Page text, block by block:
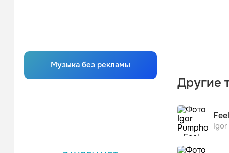
Музыка без рекламы
Другие